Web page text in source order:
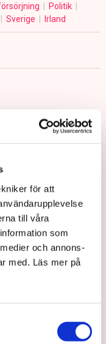
för att
till våra
som
och annons-
med. Läs mer på
Politik
Sverige Irland
igen
Nytt lyft i
läge än